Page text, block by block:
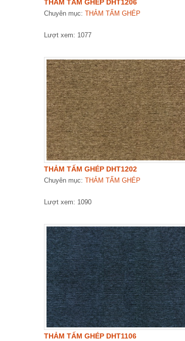
THẢM TẤM GHÉP DHT1206
Chuyên mục: THẢM TẤM GHÉP
Lượt xem: 1077
THẢM TẤM GHÉP DHT1202
Chuyên mục: THẢM TẤM GHÉP
Lượt xem: 1090
THẢM TẤM GHÉP DHT1106